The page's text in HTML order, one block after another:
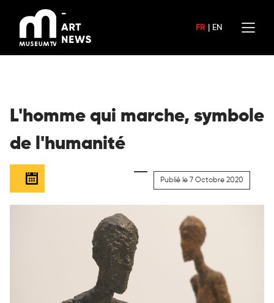
contenu
FR EN
L'homme qui marche, symbole
de l'humanité
Publié le 7 Octobre 2020